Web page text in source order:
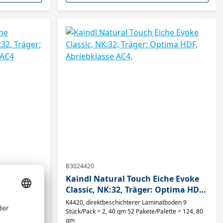
B3024420
Kaindl Natural Touch Eiche Evoke
Classic, NK:32, Träger: Optima HDF,
Abriebklasse AC4,
K4420, direktbeschichterer Laminatboden 9
Stück/Pack = 2, 40 qm 52 Pakete/Palette = 124, 80
qm